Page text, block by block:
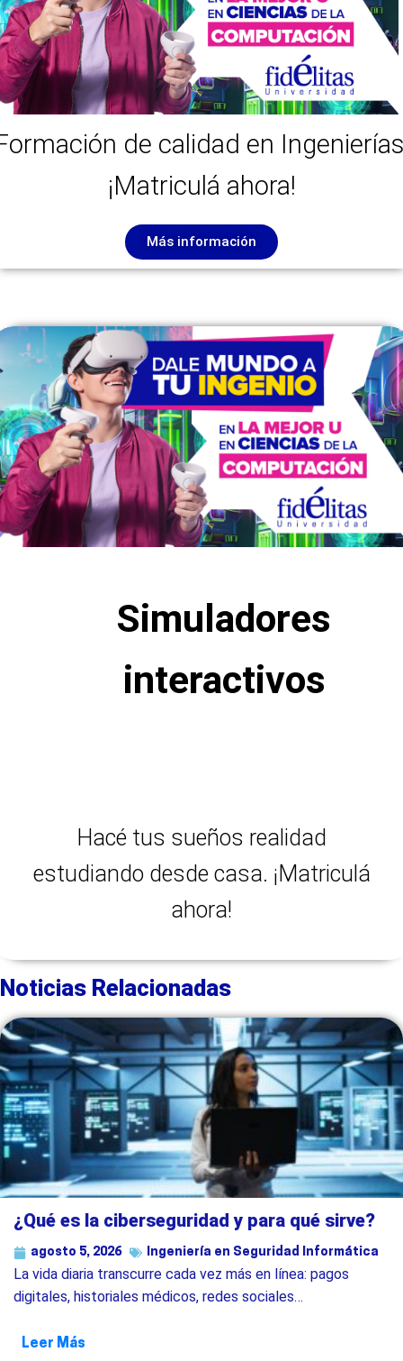
de calidad en
¡Matriculá ahora!
Más información
Simuladores
interactivos
Hacé tus sueños realidad
estudiando desde casa. ¡Matriculá
ahora!
Noticias Relacionadas
¿Qué es la ciberseguridad y para qué sirve?
agosto 5, 2026 Ingeniería en Seguridad Informática
La vida diaria transcurre cada vez más en línea: pagos
digitales, historiales médicos, redes sociales…
Leer Más